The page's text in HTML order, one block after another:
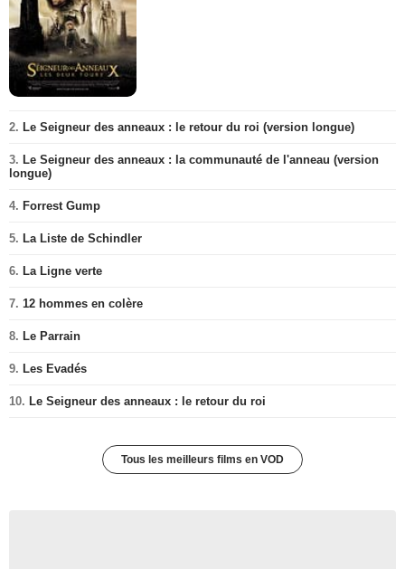
2. Le Seigneur des anneaux : le retour du roi (version longue)
3. Le Seigneur des anneaux : la communauté de l'anneau (version
longue)
4. Forrest Gump
5. La Liste de Schindler
6. La Ligne verte
7. 12 hommes en colère
8. Le Parrain
9. Les Evadés
10. Le Seigneur des anneaux : le retour du roi
Tous les meilleurs films en VOD